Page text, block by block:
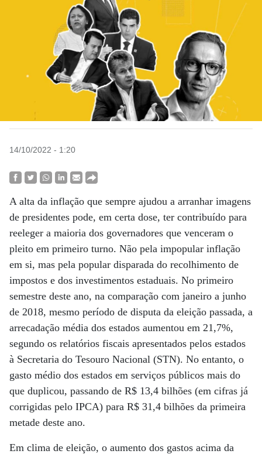
14/10/2022 - 1:20
A alta da inflação que sempre ajudou a arranhar imagens
de presidentes pode, em certa dose, ter contribuído para
reeleger a maioria dos governadores que venceram o
pleito em primeiro turno. Não pela impopular inflação
em si, mas pela popular disparada do recolhimento de
impostos e dos investimentos estaduais. No primeiro
semestre deste ano, na comparação com janeiro a junho
de 2018, mesmo período de disputa da eleição passada, a
arrecadação média dos estados aumentou em 21,7%,
segundo os relatórios fiscais apresentados pelos estados
à Secretaria do Tesouro Nacional (STN). No entanto, o
gasto médio dos estados em serviços públicos mais do
que duplicou, passando de R$ 13,4 bilhões (em cifras já
corrigidas pelo IPCA) para R$ 31,4 bilhões da primeira
metade deste ano.
Em clima de eleição, o aumento dos gastos acima da